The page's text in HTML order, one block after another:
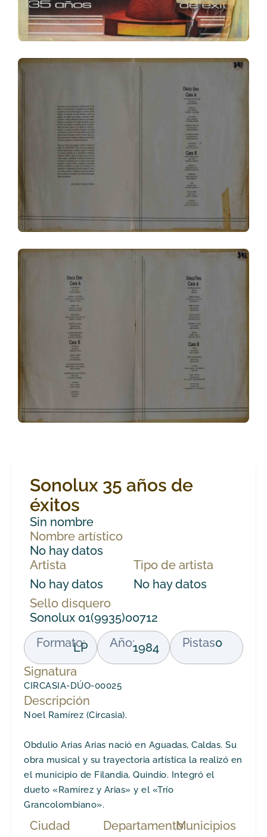
Sonolux 35 años de
éxitos
Sin nombre
Nombre artístico
No hay datos
Artista
No hay datos
Tipo de artista
No hay datos
Sello disquero
Sonolux 01(9935)00712
Formato:
LP Año:1984 Pistas0
Signatura
CIRCASIA-DÚO-00025
Descripción
Noel Ramírez (Circasia).
Obdulio Arias Arias nació en Aguadas, Caldas. Su
obra musical y su trayectoria artística la realizó en
el municipio de Filandia, Quindío. Integró el
dueto «Ramírez y Arias» y el «Trío
Grancolombiano».
Ciudad
DepartamentoMunicipios